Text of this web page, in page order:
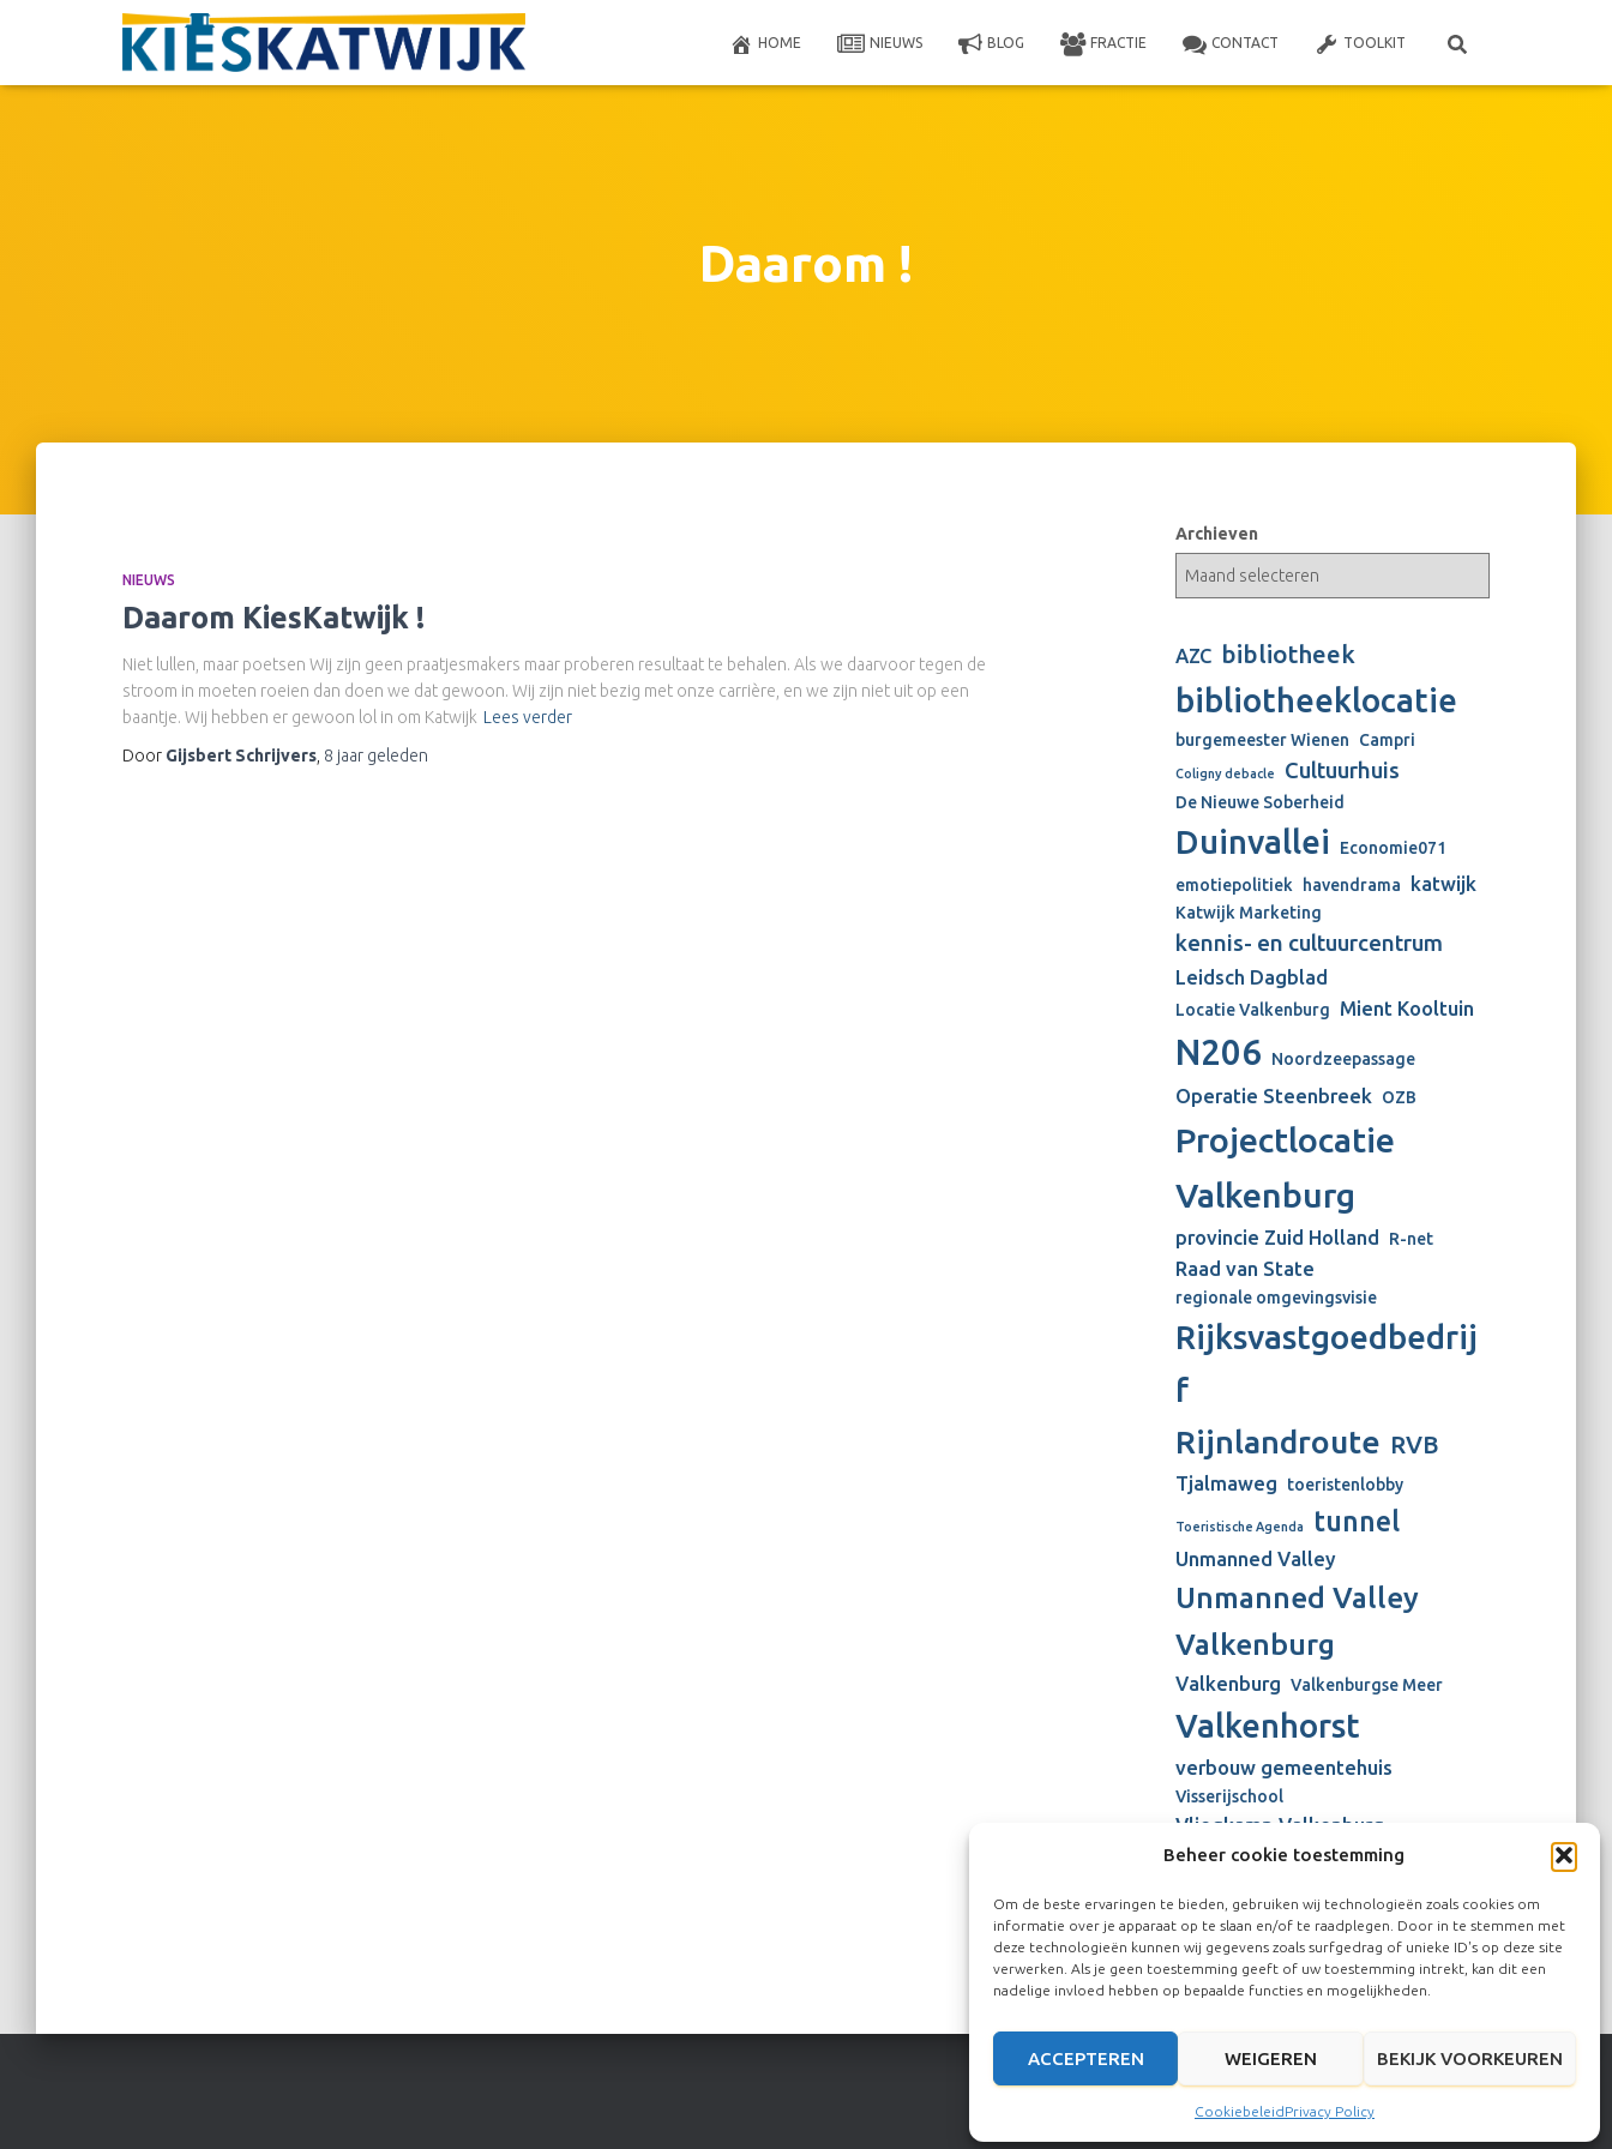
Beheer cookie toestemming
Om de beste ervaringen te bieden, gebruiken wij technologieën zoals cookies om
informatie over je apparaat op te slaan en/of te raadplegen. Door in te stemmen met
deze technologieën kunnen wij gegevens zoals surfgedrag of unieke ID's op deze site
verwerken. Als je geen toestemming geeft of uw toestemming intrekt, kan dit een
nadelige invloed hebben op bepaalde functies en mogelijkheden.
ACCEPTEREN WEIGEREN BEKIJK VOORKEUREN
CookiebeleidPrivacy Policy
HOME NIEUWS BLOG FRACTIE CONTACT TOOLKIT
Daarom !
NIEUWS
Daarom KiesKatwijk !
Niet lullen, maar poetsen Wij zijn geen praatjesmakers maar proberen resultaat te behalen. Als we daarvoor tegen de
stroom in moeten roeien dan doen we dat gewoon. Wij zijn niet bezig met onze carrière, en we zijn niet uit op een
baantje. Wij hebben er gewoon lol in om Katwijk Lees verder
Door Gijsbert Schrijvers 8 jaar geleden
Archieven
AZC bibliotheek
bibliotheeklocatie
burgemeester Wienen Campri
Coligny debacle Cultuurhuis
De Nieuwe Soberheid
Duinvallei
Economie071
emotiepolitiek
havendrama katwijk
Katwijk Marketing
kennis- en cultuurcentrum
Leidsch Dagblad
Locatie Valkenburg Mient Kooltuin
N206 Noordzeepassage
Operatie Steenbreek OZB
Projectlocatie
Valkenburg
provincie Zuid Holland R-net
Raad van State
regionale omgevingsvisie
Rijksvastgoedbedrij
f
Rijnlandroute RVB
Tjalmaweg toeristenlobby
Toeristische Agenda tunnel
Unmanned Valley
Unmanned Valley
Valkenburg
Valkenburg Valkenburgse Meer
Valkenhorst
verbouw gemeentehuis
Visserijschool
Vliegkamp Valkenburg
Vliegveld Valkenburg Wienen-tijdperk